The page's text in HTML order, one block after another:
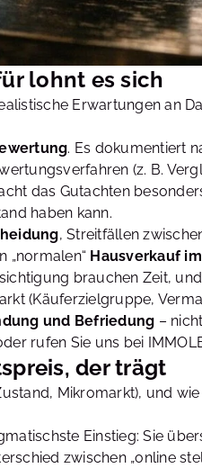
lohnt es sich
Erwartungen an
. Es dokumentiert
(z. B.
das Gutachten
haben kann.
, Streitfällen
„normalen“ Hausverkauf
brauchen Zeit,
(Käuferzielgruppe,
und Befriedung –
rufen Sie uns bei
der trägt
Mikromarkt), und
Einstieg: Sie
zwischen „online